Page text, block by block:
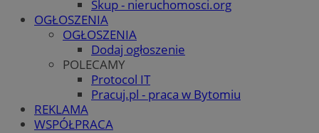
Skup - nieruchomosci.org
OGŁOSZENIA
OGŁOSZENIA
Dodaj ogłoszenie
POLECAMY
Protocol IT
Pracuj.pl - praca w Bytomiu
REKLAMA
WSPÓŁPRACA